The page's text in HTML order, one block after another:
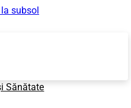
subsol
Sănătate